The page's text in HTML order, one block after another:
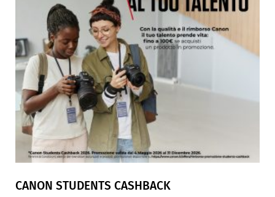
CANON STUDENTS CASHBACK